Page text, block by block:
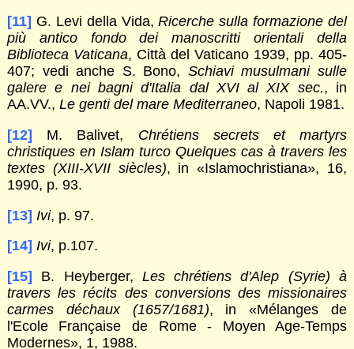
[11] G. Levi della Vida,Ricerche sulla formazione del
più antico fondo dei manoscritti orientali della
Biblioteca Vaticana, Città del Vaticano 1939, pp. 405-
407; vedi anche S. Bono, Schiavi musulmani sulle
galere e nei bagni d'Italia dal XVI al XIX sec., in
AA.VV., Le genti del mare Mediterraneo, Napoli 1981.
[12]
M. Balivet, Chrétiens secrets et martyrs
christiques en Islam turco Quelques cas à travers les
textes (XIII-XVII siècles), in «Islamochristiana», 16,
1990, p. 93.
[13] Ivi, p. 97.
[14] Ivi, p.107.
[15] B. Heyberger, Les chrétiens d'Alep (Syrie) à
travers les récits des conversions des missionaires
carmes déchaux (1657/1681), in «Mélanges de
l'Ecole Française de Rome - Moyen Age-Temps
Modernes», 1, 1988.